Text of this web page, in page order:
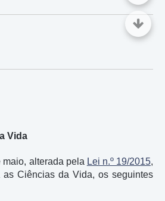
Vida
maio, alterada pela Lei n.º 19/2015,
Ciências da Vida, os seguintes